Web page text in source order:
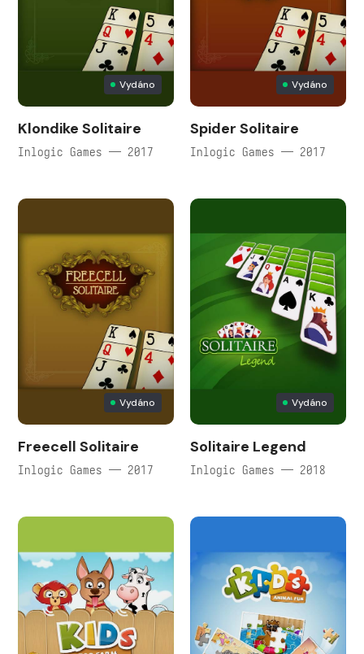
Vydáno
Klondike Solitaire
Inlogic Games — 2017
Vydáno
Spider Solitaire
Inlogic Games — 2017
Vydáno
Freecell Solitaire
Inlogic Games — 2017
Vydáno
Solitaire Legend
Inlogic Games — 2018